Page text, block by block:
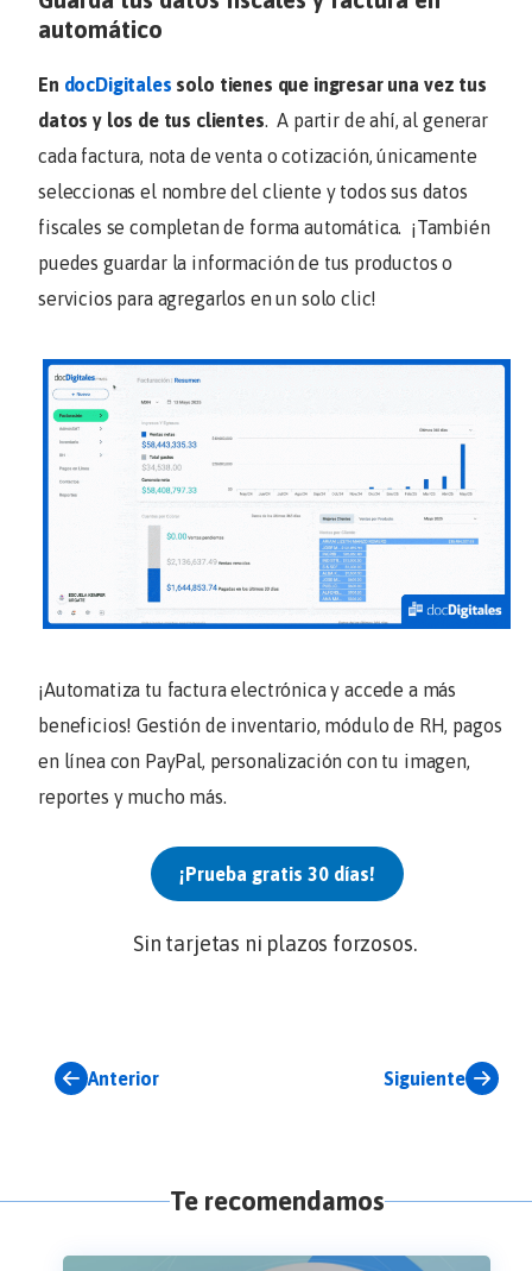
automático
En docDigitales solo tienes que ingresar una vez tus
datos y los de tus clientes. A partir de ahí, al generar
cada factura, nota de venta o cotización, únicamente
seleccionas el nombre del cliente y todos sus datos
fiscales se completan de forma automática. ¡También
puedes guardar la información de tus productos o
servicios para agregarlos en un solo clic!
¡Automatiza tu factura electrónica y accede a más
beneficios! Gestión de inventario, módulo de RH, pagos
en línea con PayPal, personalización con tu imagen,
reportes y mucho más.
¡Prueba gratis 30 días!
Sin tarjetas ni plazos forzosos.
Anterior Siguiente
Te recomendamos